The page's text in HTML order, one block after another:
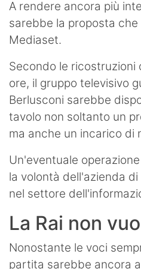
A rendere ancora più
sarebbe la proposta
Mediaset.
Secondo le ricostruzioni
ore, il gruppo televisivo
Berlusconi sarebbe
tavolo non soltanto un
ma anche un incarico di
Un'eventuale
la volontà dell'azienda
nel settore
La Rai non
Nonostante le voci
partita sarebbe ancora